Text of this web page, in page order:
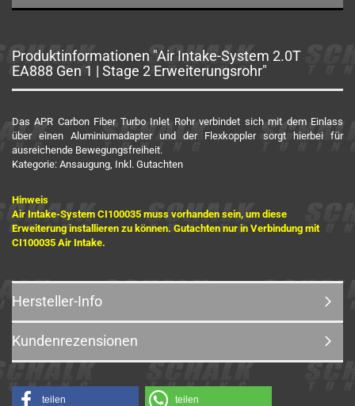
Produktinformationen "Air Intake-System 2.0T
EA888 Gen 1 | Stage 2 Erweiterungsrohr"
Das APR Carbon Fiber Turbo Inlet Rohr verbindet sich mit dem Einlass
über einen Aluminiumadapter und der Flexkoppler sorgt hierbei für
ausreichende Bewegungsfreiheit.
Kategorie: Ansaugung, Inkl. Gutachten
Hinweis
Air Intake-System CI100035 muss vorhanden sein, um diese
Erweiterung installieren zu können. Gutachten nur in Verbindung mit
CI100035 Air Intake.
Hersteller-Info
Kundenrezensionen
teilen teilen